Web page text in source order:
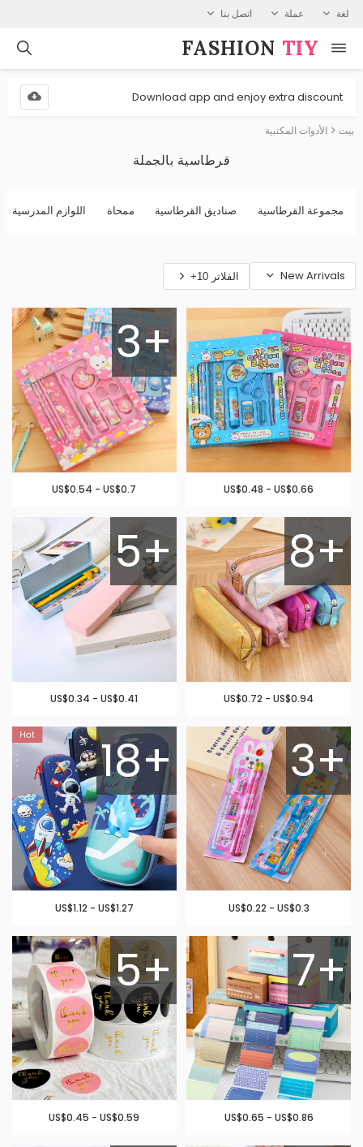
لغة عملة اتصل بنا
FASHION⁠ TIY
Download app and enjoy extra discount
بيت الأدوات المكتبية
قرطاسية بالجملة
مجموعة القرطاسية صناديق القرطاسية ممحاة اللوازم المدرسية
New Arrivals الفلاتر 10+
US$0.48 - US$0.66
3+
US$0.54 - US$0.7
8+
US$0.72 - US$0.94
5+
US$0.34 - US$0.41
3+
US$0.22 - US$0.3
18+
US$1.12 - US$1.27
7+
US$0.65 - US$0.86
5+
US$0.45 - US$0.59